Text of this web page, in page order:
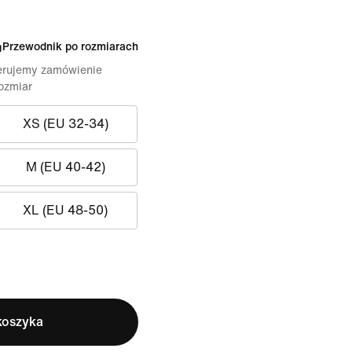
Przewodnik po rozmiarach
XS (EU 32-34)
M (EU 40-42)
XL (EU 48-50)
zamówienie